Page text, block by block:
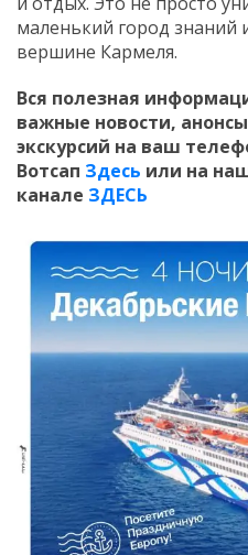
маленький город знаний
вершине Кармеля.
Вся полезная
важные новости,
экскурсий на ваш
Вотсап Здесь или на
канале ЗДЕСЬ